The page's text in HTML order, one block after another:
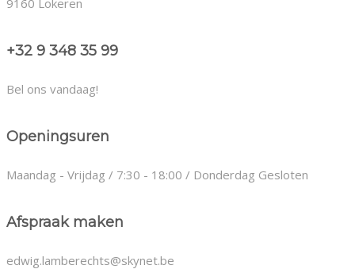
+32 9 348 35 99
Bel ons vandaag!
Openingsuren
Maandag - Vrijdag / 7:30 - 18:00 / Donderdag Gesloten
Afspraak maken
edwig.lamberechts@skynet.be